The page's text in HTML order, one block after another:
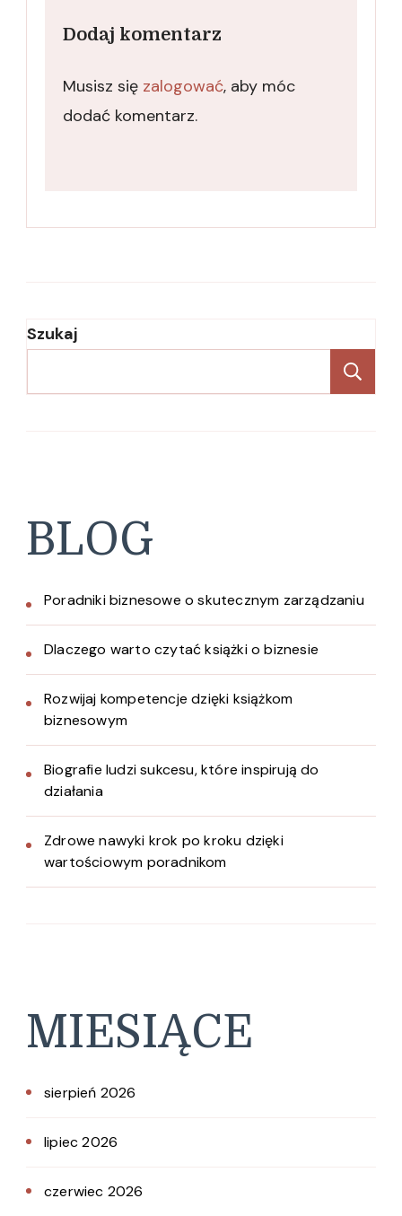
Dodaj komentarz
Musisz się zalogować, aby móc
dodać komentarz.
Szukaj
BLOG
Poradniki biznesowe o skutecznym zarządzaniu
Dlaczego warto czytać książki o biznesie
Rozwijaj kompetencje dzięki książkom
biznesowym
Biografie ludzi sukcesu, które inspirują do
działania
Zdrowe nawyki krok po kroku dzięki
wartościowym poradnikom
MIESIĄCE
sierpień 2026
lipiec 2026
czerwiec 2026